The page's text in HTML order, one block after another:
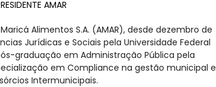
AMAR
Alimentos S.A. (AMAR), desde dezembro de
Jurídicas e Sociais pela Universidade Federal
graduação em Administração Pública pela
em Compliance na gestão municipal e
Intermunicipais.